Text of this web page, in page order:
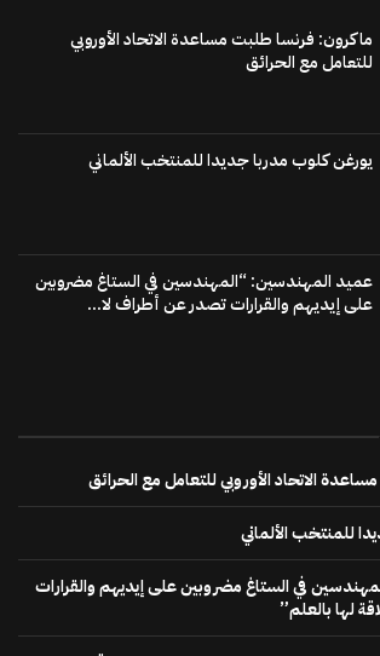
ماكرون: فرنسا طلبت مساعدة الاتحاد الأوروبي
للتعامل مع الحرائق
يورغن كلوب مدربا جديدا للمنتخب الألماني
عميد المهندسين: “المهندسين في الستاغ مضروبين
على إيديهم والقرارات تصدر عن أطراف لا...
الاتحاد الأوروبي للتعامل مع الحرائق
للمنتخب الألماني
في الستاغ مضروبين على إيديهم والقرارات
لها بالعلم”